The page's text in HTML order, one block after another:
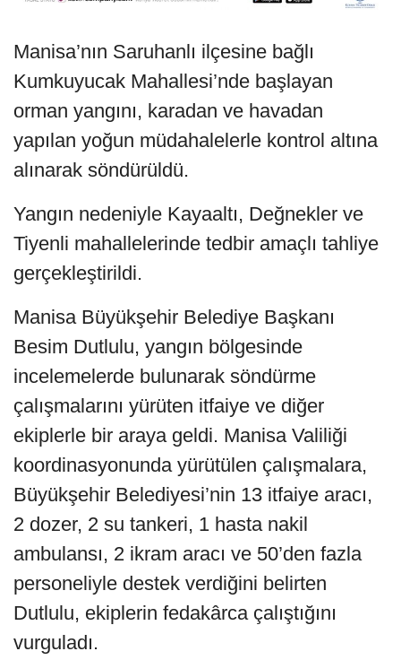
Manisa’nın Saruhanlı ilçesine bağlı
Kumkuyucak Mahallesi’nde başlayan
orman yangını, karadan ve havadan
yapılan yoğun müdahalelerle kontrol altına
alınarak söndürüldü.
Yangın nedeniyle Kayaaltı, Değnekler ve
Tiyenli mahallelerinde tedbir amaçlı tahliye
gerçekleştirildi.
Manisa Büyükşehir Belediye Başkanı
Besim Dutlulu, yangın bölgesinde
incelemelerde bulunarak söndürme
çalışmalarını yürüten itfaiye ve diğer
ekiplerle bir araya geldi. Manisa Valiliği
koordinasyonunda yürütülen çalışmalara,
Büyükşehir Belediyesi’nin 13 itfaiye aracı,
2 dozer, 2 su tankeri, 1 hasta nakil
ambulansı, 2 ikram aracı ve 50’den fazla
personeliyle destek verdiğini belirten
Dutlulu, ekiplerin fedakârca çalıştığını
vurguladı.